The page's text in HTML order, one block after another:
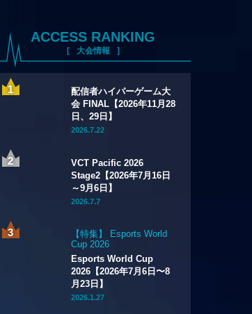
ACCESS RANKING
大会情報
配信者ハイパーゲーム大
会 FINAL【2026年11月28
日、29日】
2026.7.22
VCT Pacific 2026
Stage2【2026年7月16日
～9月6日】
2026.7.7
【特集】 Esports World
Cup 2026
Esports World Cup
2026【2026年7月6日〜8
月23日】
2026.1.27